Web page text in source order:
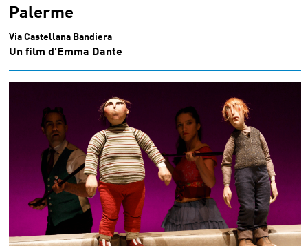
Palerme
Via Castellana Bandiera
Un film d'Emma Dante